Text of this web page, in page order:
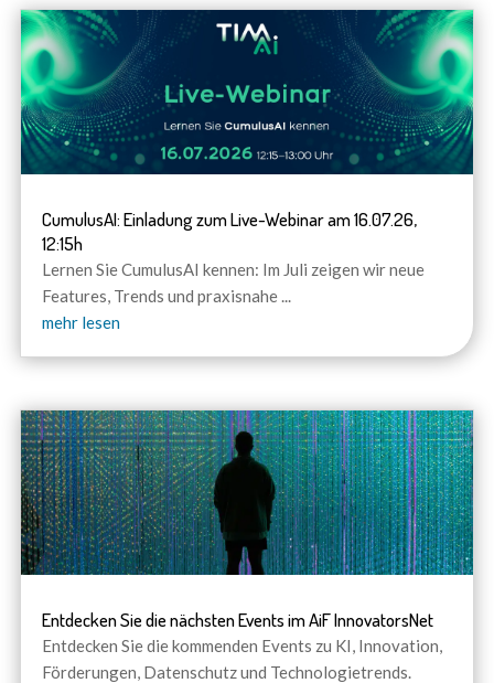
CumulusAI: Einladung zum Live-Webinar am 16.07.26,
12:15h
Lernen Sie CumulusAI kennen: Im Juli zeigen wir neue
Features, Trends und praxisnahe...
mehr lesen
Entdecken Sie die nächsten Events im AiF InnovatorsNet
Entdecken Sie die kommenden Events zu KI, Innovation,
Förderungen, Datenschutz und Technologietrends.